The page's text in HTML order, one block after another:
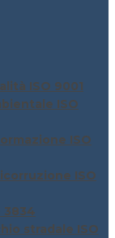
ISO 9001
ISO
ISO
ISO
3834
stradale ISO